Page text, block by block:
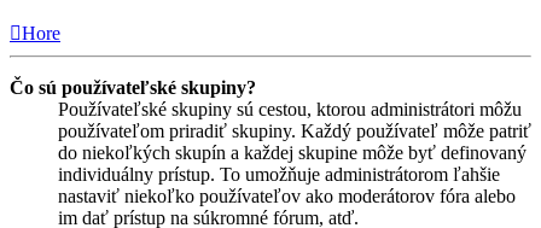
Hore
Čo sú používateľské skupiny?
Používateľské skupiny sú cestou, ktorou administrátori môžu
používateľom priradiť skupiny. Každý používateľ môže patriť
do niekoľkých skupín a každej skupine môže byť definovaný
individuálny prístup. To umožňuje administrátorom ľahšie
nastaviť niekoľko používateľov ako moderátorov fóra alebo
im dať prístup na súkromné fórum, atď.